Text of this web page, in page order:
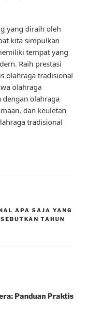
yang diraih oleh
kita simpulkan
tempat yang
Raih prestasi
olahraga tradisional
olahraga
olahraga
dan keuletan
tradisional
APA SAJA YANG
TAHUN
Panduan Praktis